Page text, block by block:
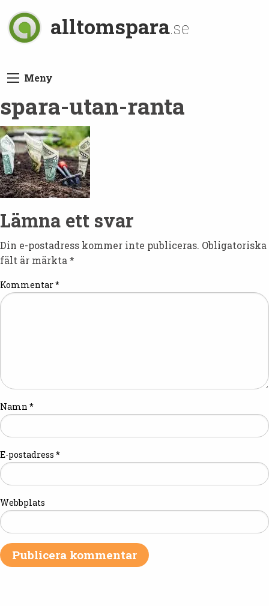
alltomspara.se
Meny
spara-utan-ranta
Lämna ett svar
Din e-postadress kommer inte publiceras. Obligatoriska
fält är märkta *
Kommentar*
Namn *
E-postadress *
Webbplats